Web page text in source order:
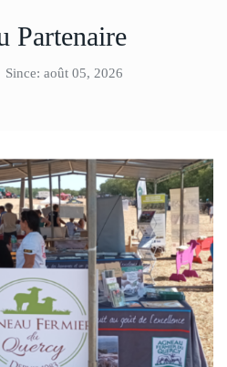
Partenaire
Since: août 05, 2026